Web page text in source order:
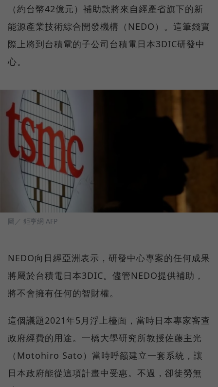
（約台幣42億元）補助款將來自經產省旗下的新
能源產業技術綜合開發機構（NEDO）。這筆錢實
際上將到台積電的子公司台積電日本3DIC研發中
心。
圖／ 鉅亨網 AFP
NEDO向日經亞洲表示，研發中心專案的任何成果
將屬於台積電日本3DIC。儘管NEDO提供補助，
將不會擁有任何的智財權。
這個議題2021年5月浮上檯面，當時日本專家審查
政府經費的用途。一橋大學研究所教授佐藤主光
（Motohiro Sato）當時呼籲建立一套系統，讓
日本政府能從這項計畫中受惠。不過，卻徒勞無